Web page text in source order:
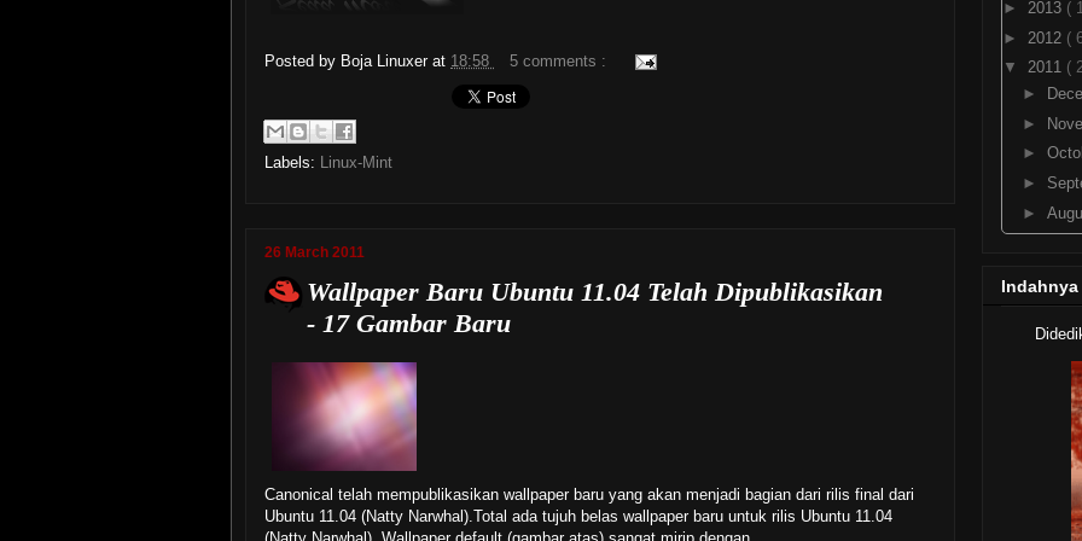
Posted by Boja Linuxer at 18:58 5 comments :
Labels: Linux-Mint
26 March 2011
Wallpaper Baru Ubuntu 11.04 Telah Dipublikasikan
- 17 Gambar Baru
Canonical telah mempublikasikan wallpaper baru yang akan menjadi bagian dari rilis final dari
Ubuntu 11.04 (Natty Narwhal).Total ada tujuh belas wallpaper baru untuk rilis Ubuntu 11.04
► 2013 (
► 2012 (
▼ 2011 (
►
►
►
►
►
►May
►April
Indahnya